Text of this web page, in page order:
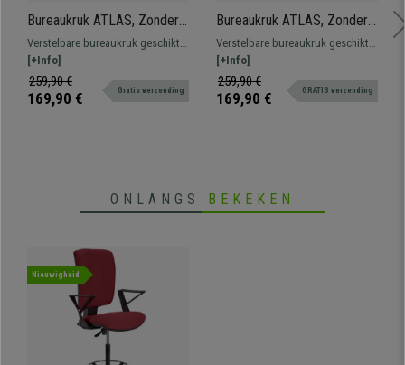
Bureaukruk ATLAS, Zonder
Armleuningen, Verstelbare
Rugleuning, Dikke Vulling, in
Grijs Leder
Verstelbare bureaukruk geschikt
voor professioneel gebruik.
Robuust, resistent en
comfortabel.
[+Info]
259,90 €
169,90 € Gratis verzending
Bureaukruk ATLAS, Zonder
Armleuningen, Verstelbare
rugleuning, Dikke Vulling, in
Oranje Stof
Verstelbare bureaukruk geschikt
voor professioneel gebruik.
Robuust, resistent en
comfortabel.
[+Info]
259,90 €
169,90 € GRATIS verzending
ONLANGS BEKEKEN
Nieuwigheid